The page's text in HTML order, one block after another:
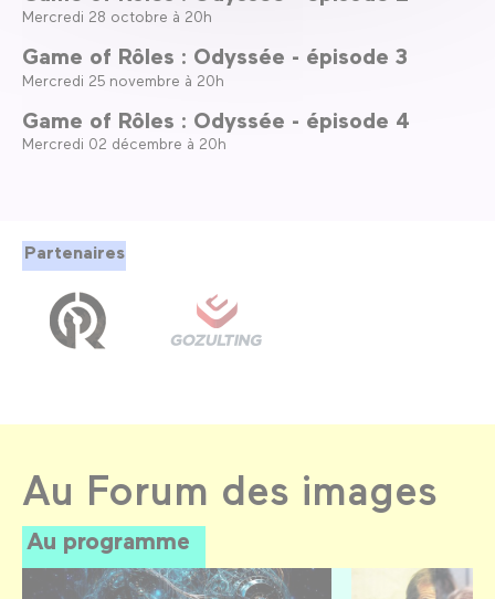
Mercredi 28 octobre à 20h
Game of Rôles : Odyssée - épisode 3
Mercredi 25 novembre à 20h
Game of Rôles : Odyssée - épisode 4
Mercredi 02 décembre à 20h
Partenaires
Au Forum des images
Au programme